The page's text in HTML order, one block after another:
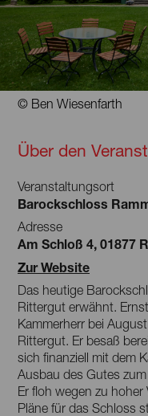
© Ben Wiesenfarth
Über den
Veranstaltungsort
Barockschloss
Adresse
Am Schloß 4, 01877
Zur Website
Das heutige
Rittergut erwähnt.
Kammerherr bei
Rittergut. Er besaß
sich finanziell mit dem
Ausbau des Gutes
Er floh wegen zu
Pläne für das Schloss